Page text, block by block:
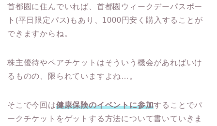
首都圏に住んでいれば、首都圏ウィークデーパスポー
ト(平日限定パス)もあり、1000円安く購入することが
できますからね。
株主優待やペアチケットはそういう機会があればいけ
るものの、限られていますよね…。
そこで今回は健康保険のイベントに参加することでパ
ークチケットをゲットする方法について書いていきま